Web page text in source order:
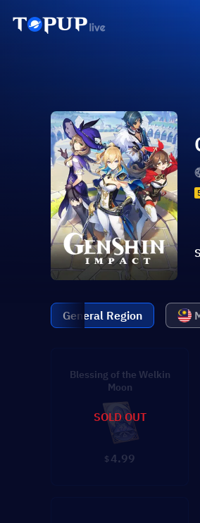
General Region
Blessing of the Welkin
Moon
$ 4.99
SOLD OUT